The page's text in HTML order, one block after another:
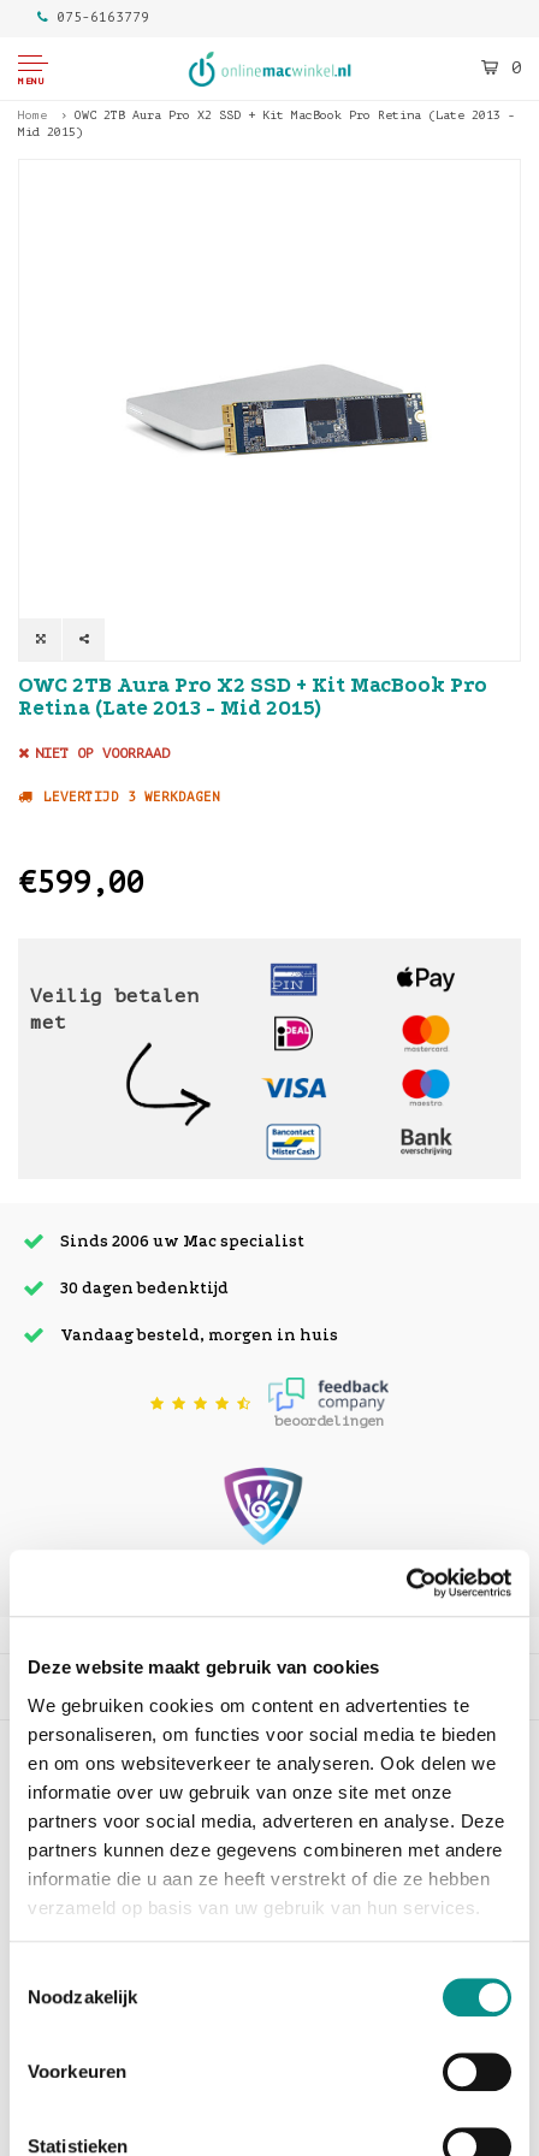
Deze website maakt gebruik van cookies
We gebruiken cookies om content en advertenties te
personaliseren, om functies voor social media te bieden
en om ons websiteverkeer te analyseren. Ook delen we
informatie over uw gebruik van onze site met onze
partners voor social media, adverteren en analyse. Deze
partners kunnen deze gegevens combineren met andere
informatie die u aan ze heeft verstrekt of die ze hebben
verzameld op basis van uw gebruik van hun services.
Noodzakelijk
Voorkeuren
Statistieken
075-6163779
MENU
0
Home
OWC 2TB Aura Pro X2 SSD + Kit MacBook Pro Retina (Late 2013 -
Mid 2015)
OWC 2TB Aura Pro X2 SSD + Kit MacBook Pro
Retina (Late 2013 - Mid 2015)
NIET OP VOORRAAD
LEVERTIJD 3 WERKDAGEN
€599,00
Veilig betalen
met
Sinds 2006 uw Mac specialist
30 dagen bedenktijd
Vandaag besteld, morgen in huis
beoordelingen
OWC 2TB Aura Pro X2 SSD + Envoy Kit
MacBook Pro Retina (Late 2013 - Mid 2015)
Let op: U moet eerst High Sierra (10.13) of hoger
geïnstalleerd hebben, alvorens u de SSD kunt
plaatsen.
De OWC 2TB Aura Pro X2 biedt uitkomst. Vervang de
huidige
voldoende opslag. Met een leessnelheid van wel
snel.